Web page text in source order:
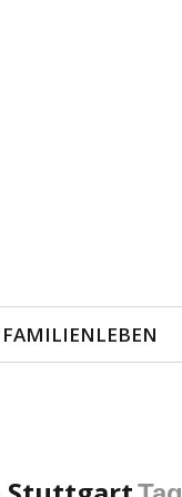
FAMILIENLEBEN